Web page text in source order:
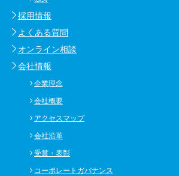
採用情報
よくある質問
オンライン相談
会社情報
企業理念
会社概要
アクセスマップ
会社沿革
受賞・表彰
コーポレートガバナンス